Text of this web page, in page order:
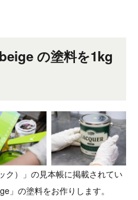
の塗料を1kg
ク）」の見本帳に掲載されてい
」の塗料をお作りします。